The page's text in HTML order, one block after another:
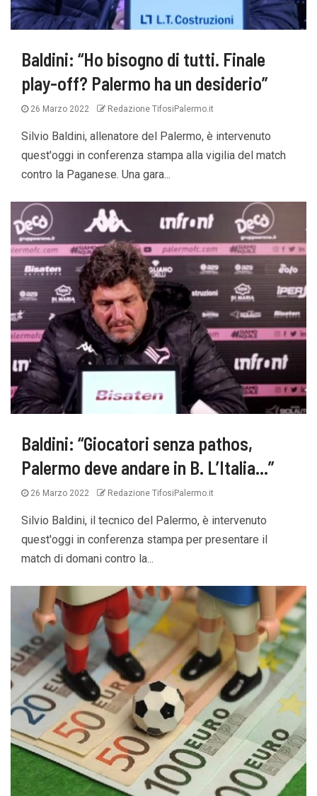
Baldini: “Ho bisogno di tutti. Finale
play-off? Palermo ha un desiderio”
26 Marzo 2022 Redazione TifosiPalermo.it
Silvio Baldini, allenatore del Palermo, è intervenuto
quest'oggi in conferenza stampa alla vigilia del match
contro la Paganese. Una gara...
Baldini: “Giocatori senza pathos,
Palermo deve andare in B. L’Italia…”
26 Marzo 2022 Redazione TifosiPalermo.it
Silvio Baldini, il tecnico del Palermo, è intervenuto
quest'oggi in conferenza stampa per presentare il
match di domani contro la...